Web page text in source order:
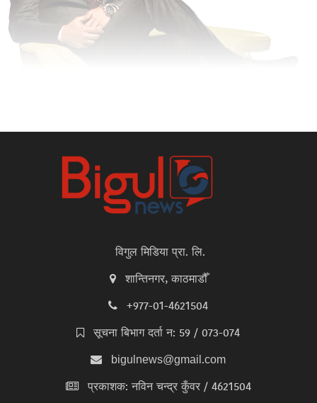
विगुल मिडिया प्रा. लि.
शान्तिनगर, काठमाडौँ
+977-01-4621504
सूचना बिभाग दर्ता न: 59 / 073-074
bigulnews@gmail.com
प्रकाशक: नविन चन्द्र कुँवर / 4621504